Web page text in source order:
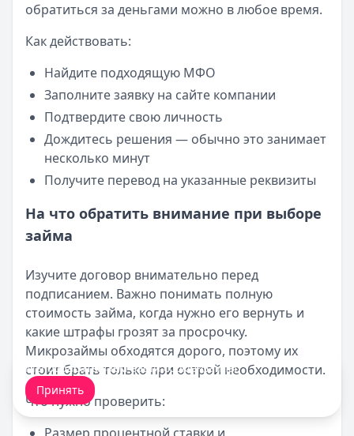
обратиться за деньгами можно в любое время.
Как действовать:
Найдите подходящую МФО
Заполните заявку на сайте компании
Подтвердите свою личность
Дождитесь решения — обычно это занимает
несколько минут
Получите перевод на указанные реквизиты
На что обратить внимание при выборе
займа
Изучите договор внимательно перед
подписанием. Важно понимать полную
стоимость займа, когда нужно его вернуть и
какие штрафы грозят за просрочку.
Микрозаймы обходятся дорого, поэтому их
стоит брать только при острой необходимости.
Что нужно проверить:
Мы обрабатываем ваши cookie-файлы.
Принять